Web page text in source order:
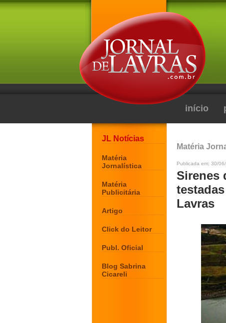
início
JL Notícias
Matéria
Jornalística
Matéria
Publicitária
Artigo
Click do Leitor
Publ. Oficial
Blog Sabrina
Cicareli
Matéria
Publicada em: 30/
Sirenes
Lavras